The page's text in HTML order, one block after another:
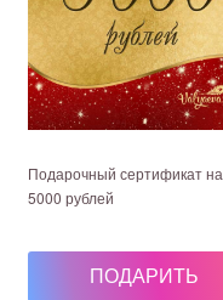
Подарочный сертификат на
5000 рублей
ПОДАРИТЬ